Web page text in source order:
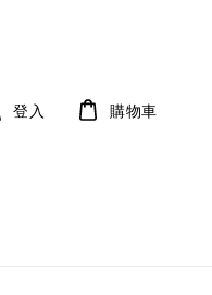
登入 購物車